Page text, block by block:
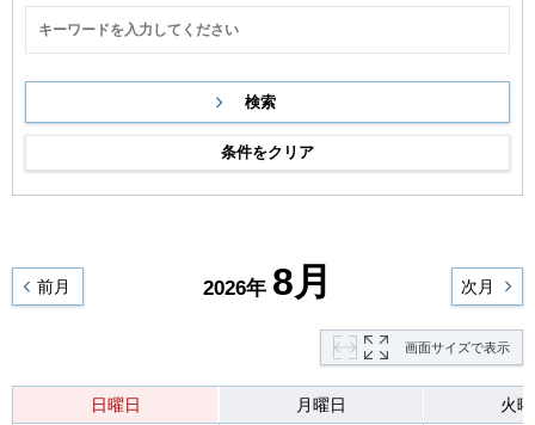
条件をクリア
前月 2026年 8月 次月
画面サイズで表示
日曜日 月曜日 火